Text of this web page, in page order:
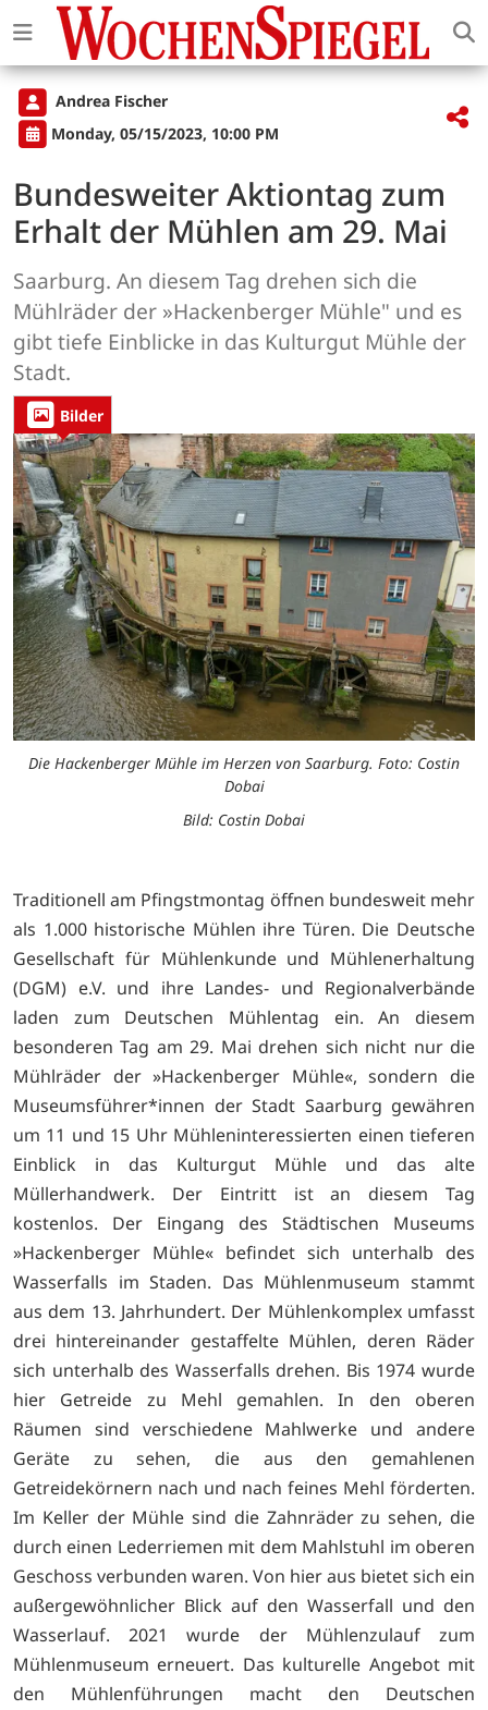
Andrea Fischer
Monday, 05/15/2023, 10:00 PM
Bundesweiter Aktiontag zum
Erhalt der Mühlen am 29. Mai
Saarburg. An diesem Tag drehen sich die
Mühlräder der »Hackenberger Mühle" und es
gibt tiefe Einblicke in das Kulturgut Mühle der
Stadt.
Bilder
Die Hackenberger Mühle im Herzen von Saarburg. Foto: Costin
Dobai
Bild: Costin Dobai
Traditionell am Pfingstmontag öffnen bundesweit mehr
als 1.000 historische Mühlen ihre Türen. Die Deutsche
Gesellschaft für Mühlenkunde und Mühlenerhaltung
(DGM) e.V. und ihre Landes- und Regionalverbände
laden zum Deutschen Mühlentag ein. An diesem
besonderen Tag am 29. Mai drehen sich nicht nur die
Mühlräder der »Hackenberger Mühle«, sondern die
Museumsführer*innen der Stadt Saarburg gewähren
um 11 und 15 Uhr Mühleninteressierten einen tieferen
Einblick in das Kulturgut Mühle und das alte
Müllerhandwerk. Der Eintritt ist an diesem Tag
kostenlos. Der Eingang des Städtischen Museums
»Hackenberger Mühle« befindet sich unterhalb des
Wasserfalls im Staden. Das Mühlenmuseum stammt
aus dem 13. Jahrhundert. Der Mühlenkomplex umfasst
drei hintereinander gestaffelte Mühlen, deren Räder
sich unterhalb des Wasserfalls drehen. Bis 1974 wurde
hier Getreide zu Mehl gemahlen. In den oberen
Räumen sind verschiedene Mahlwerke und andere
Geräte zu sehen, die aus den gemahlenen
Getreidekörnern nach und nach feines Mehl förderten.
Im Keller der Mühle sind die Zahnräder zu sehen, die
durch einen Lederriemen mit dem Mahlstuhl im oberen
Geschoss verbunden waren. Von hier aus bietet sich ein
außergewöhnlicher Blick auf den Wasserfall und den
Wasserlauf. 2021 wurde der Mühlenzulauf zum
Mühlenmuseum erneuert. Das kulturelle Angebot mit
den Mühlenführungen macht den Deutschen